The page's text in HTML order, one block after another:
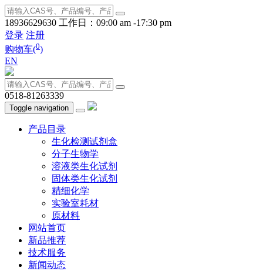
18936629630 工作日：09:00 am -17:30 pm
登录 注册
购物车(0)
EN
0518-81263339
Toggle navigation
产品目录
生化检测试剂盒
分子生物学
溶液类生化试剂
固体类生化试剂
精细化学
实验室耗材
原材料
网站首页
新品推荐
技术服务
新闻动态